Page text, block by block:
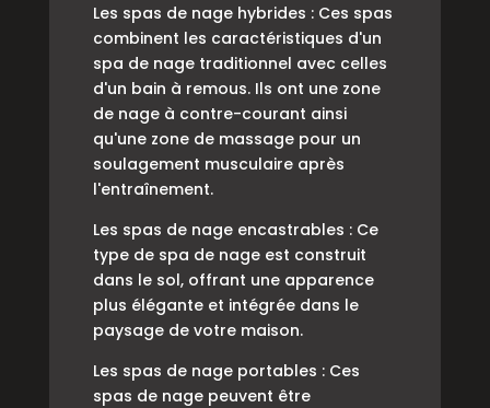
Les spas de nage hybrides : Ces spas
combinent les caractéristiques d'un
spa de nage traditionnel avec celles
d'un bain à remous. Ils ont une zone
de nage à contre-courant ainsi
qu'une zone de massage pour un
soulagement musculaire après
l'entraînement.
Les spas de nage encastrables : Ce
type de spa de nage est construit
dans le sol, offrant une apparence
plus élégante et intégrée dans le
paysage de votre maison.
Les spas de nage portables : Ces
spas de nage peuvent être